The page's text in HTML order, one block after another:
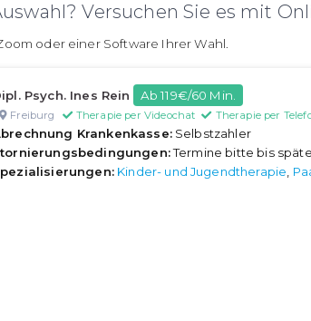
Versuchen Sie es mit
oder einer Software Ihrer Wahl.
Psych. Ines Rein Ab 119€/60 Min.
Freiburg Therapie per Videochat Therapie per
Krankenkasse:Selbstzahler
Termine bitte bis
Kinder- und Jugendtherapie,